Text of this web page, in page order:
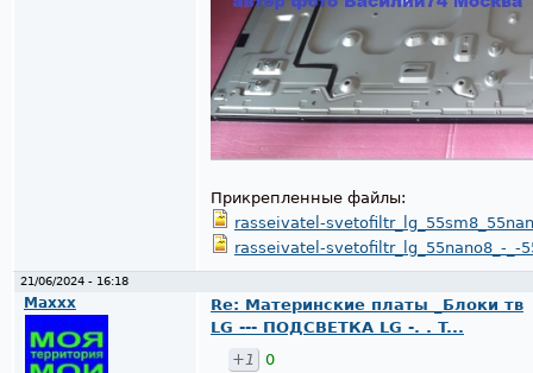
Прикрепленные файлы:
rasseivatel-
rasseivatel-svetofiltr_lg_55nano8_-_-
21/06/2024 - 16:18
Maxxx
Re: Материнские платы _Блоки тв
LG --- ПОДСВЕТКА LG -. . T...
+1
0